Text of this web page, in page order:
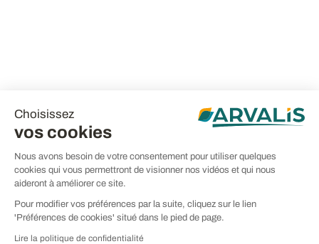
Choisissez
vos cookies
Nous avons besoin de votre consentement pour utiliser quelques
cookies qui vous permettront de visionner nos vidéos et qui nous
aideront à améliorer ce site.
Pour modifier vos préférences par la suite, cliquez sur le lien
'Préférences de cookies' situé dans le pied de page.
Lire la politique de confidentialité